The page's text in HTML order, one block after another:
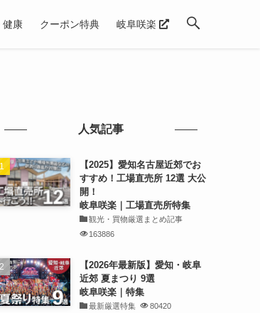
健康 クーポン特典 岐阜咲楽
人気記事
【2025】愛知名古屋近郊でお
すすめ！工場直売所 12選 大公
開！
岐阜咲楽｜工場直売所特集
観光・買物厳選まとめ記事
163886
【2026年最新版】愛知・岐阜
近郊 夏まつり 9選
岐阜咲楽｜特集
最新厳選特集 80420